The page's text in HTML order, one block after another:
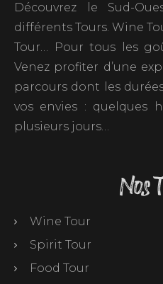
Découvrez le Sud-
différents Tours. Wine
Tour… Pour tous les
Venez profiter d’une
parcours dont les
vos envies : quelques
plusieurs jours…
Nos
Wine Tour
Spirit Tour
Food Tour